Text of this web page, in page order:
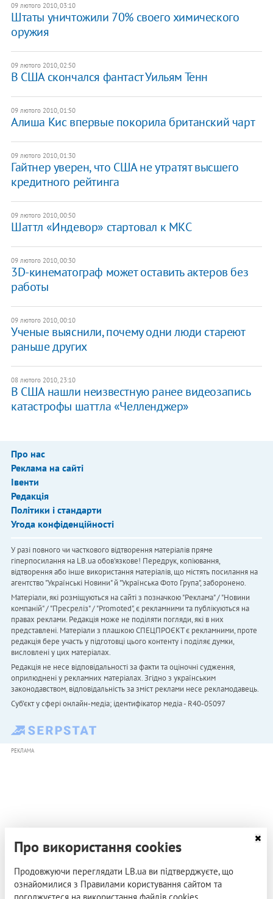
09 лютого 2010, 03:10
Штаты уничтожили 70% своего химического
оружия
09 лютого 2010, 02:50
В США скончался фантаст Уильям Тенн
09 лютого 2010, 01:50
Алиша Кис впервые покорила британский чарт
09 лютого 2010, 01:30
Гайтнер уверен, что США не утратят высшего
кредитного рейтинга
09 лютого 2010, 00:50
Шаттл «Индевор» стартовал к МКС
09 лютого 2010, 00:30
3D-кинематограф может оставить актеров без
работы
09 лютого 2010, 00:10
Ученые выяснили, почему одни люди стареют
раньше других
08 лютого 2010, 23:10
В США нашли неизвестную ранее видеозапись
катастрофы шаттла «Челленджер»
Про нас
Реклама на сайті
Івенти
Редакція
Політики і стандарти
Угода конфіденційності
У разі повного чи часткового відтворення матеріалів пряме
гіперпосилання на LB.ua обов'язкове! Передрук, копіювання,
відтворення або інше використання матеріалів, що містять посилання на
агентство "Українськi Новини" й "Українська Фото Група", заборонено.
Матеріали, які розміщуються на сайті з позначкою "Реклама" / "Новини
компаній" / "Пресреліз" / "Promoted", є рекламними та публікуються на
правах реклами. Редакція може не поділяти погляди, які в них
представлені. Матеріали з плашкою СПЕЦПРОЄКТ є рекламними, проте
редакція бере участь у підготовці цього контенту і поділяє думки,
висловлені у цих матеріалах.
Редакція не несе відповідальності за факти та оціночні судження,
оприлюднені у рекламних матеріалах. Згідно з українським
законодавством, відповідальність за зміст реклами несе рекламодавець.
Cуб'єкт у сфері онлайн-медіа; ідентифікатор медіа - R40-05097
РЕКЛАМА
Про використання cookies
Продовжуючи переглядати LB.ua ви підтверджуєте, що
ознайомилися з Правилами користування сайтом та